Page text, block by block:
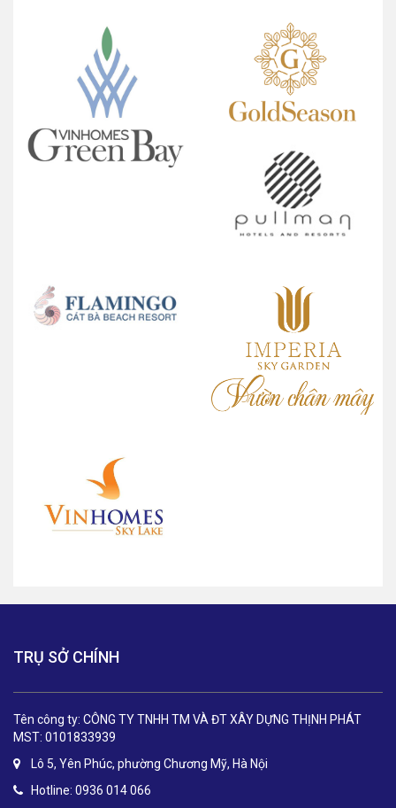
TRỤ SỞ CHÍNH
Tên công ty: CÔNG TY TNHH TM VÀ ĐT XÂY DỰNG THỊNH PHÁT
MST: 0101833939
Lô 5, Yên Phúc, phường Chương Mỹ, Hà Nội
Hotline: 0936 014 066